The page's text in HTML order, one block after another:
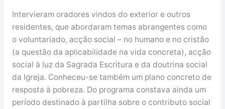
Intervieram oradores vindos do exterior e outros
residentes, que abordaram temas abrangentes como
o voluntariado, acção social – no humano e no cristão
(a questão da aplicabilidade na vida concreta), acção
social à luz da Sagrada Escritura e da doutrina social
da Igreja. Conheceu-se também um plano concreto de
resposta à pobreza. Do programa constava ainda um
período destinado à partilha sobre o contributo social